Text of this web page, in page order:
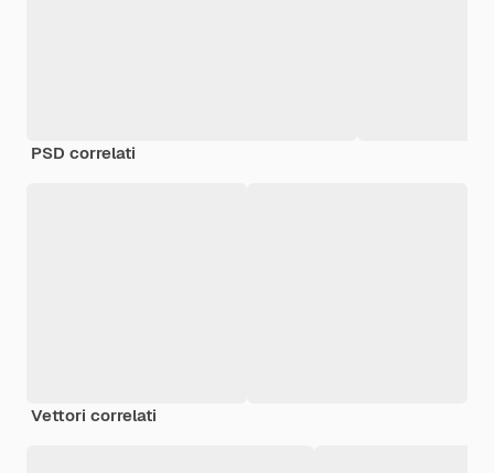
PSD correlati
Vettori correlati